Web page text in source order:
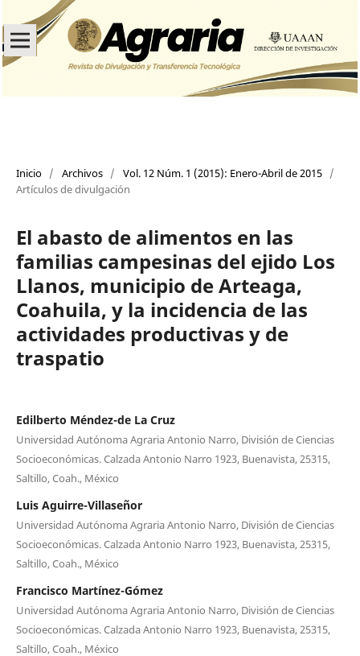
Inicio / Archivos / Vol. 12 Núm. 1 (2015): Enero-Abril de 2015 /
Artículos de divulgación
El abasto de alimentos en las
familias campesinas del ejido Los
Llanos, municipio de Arteaga,
Coahuila, y la incidencia de las
actividades productivas y de
traspatio
Edilberto Méndez-de La Cruz
Universidad Autónoma Agraria Antonio Narro, División de Ciencias
Socioeconómicas. Calzada Antonio Narro 1923, Buenavista, 25315,
Saltillo, Coah., México
Luis Aguirre-Villaseñor
Universidad Autónoma Agraria Antonio Narro, División de Ciencias
Socioeconómicas. Calzada Antonio Narro 1923, Buenavista, 25315,
Saltillo, Coah., México
Francisco Martínez-Gómez
Universidad Autónoma Agraria Antonio Narro, División de Ciencias
Socioeconómicas. Calzada Antonio Narro 1923, Buenavista, 25315,
Saltillo, Coah., México